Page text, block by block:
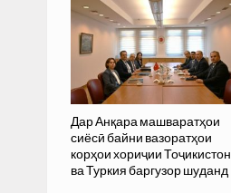
Дар Анқара машваратҳои
сиёсӣ байни вазоратҳои
корҳои хориҷии Тоҷикистон
ва Туркия баргузор шуданд